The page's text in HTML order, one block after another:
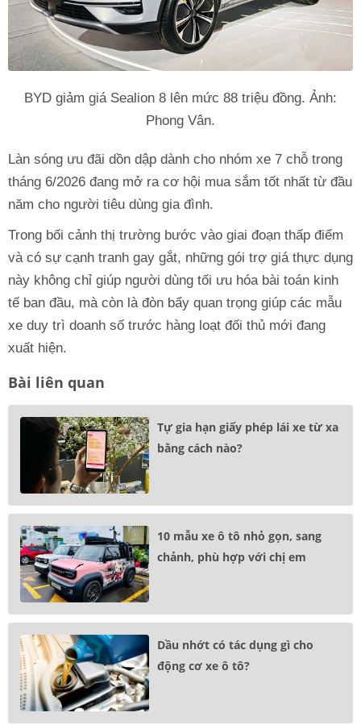
BYD giảm giá Sealion 8 lên mức 88 triệu đồng. Ảnh:
Phong Vân.
Làn sóng ưu đãi dồn dập dành cho nhóm xe 7 chỗ trong
tháng 6/2026 đang mở ra cơ hội mua sắm tốt nhất từ đầu
năm cho người tiêu dùng gia đình.
Trong bối cảnh thị trường bước vào giai đoạn thấp điểm
và có sự cạnh tranh gay gắt, những gói trợ giá thực dụng
này không chỉ giúp người dùng tối ưu hóa bài toán kinh
tế ban đầu, mà còn là đòn bẩy quan trọng giúp các mẫu
xe duy trì doanh số trước hàng loạt đối thủ mới đang
xuất hiện.
Bài liên quan
Tự gia hạn giấy phép lái xe từ xa
bằng cách nào?
10 mẫu xe ô tô nhỏ gọn, sang
chảnh, phù hợp với chị em
Dầu nhớt có tác dụng gì cho
động cơ xe ô tô?